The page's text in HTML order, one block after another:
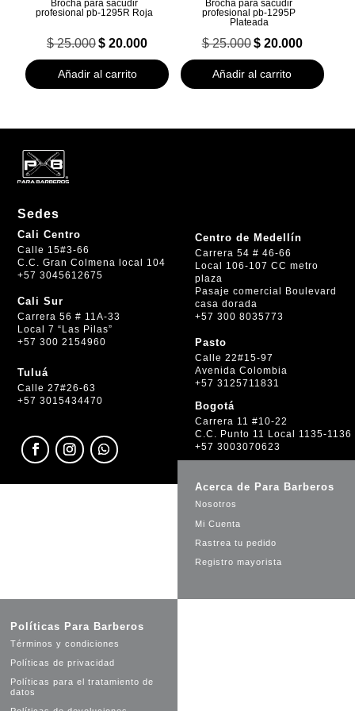
Brocha para sacudir
profesional pb-1295R Roja
$25.000 El
precio
original
era:
$ 20.000
actual
$ 20.000.
Añadir al carrito
Brocha para sacudir
profesional pb-1295P
Plateada
$25.000 El
precio
original
era:
$20.000El
actual
$ 20.000.
Añadir al carrito
Sedes
Cali Centro
Calle 15#3-66
C.C. Gran Colmena local 104
+57 3045612675
Cali Sur
Carrera 56 # 11A-33
Local 7 “Las Pilas”
+57 300 2154960
Tuluá
Calle 27#26-63
+57 3015434470
Centro de Medellín
Carrera 54 # 46-66
Local 106-107 CC metro
plaza
Pasaje comercial Boulevard
casa dorada
+57 300 8035773
Pasto
Calle 22#15-97
Avenida Colombia
+57 3125711831
Bogotá
Carrera 11 #10-22
C.C. Punto 11 Local 1135-1136
+57 3003070623
Acerca de Para Barberos
Nosotros
Mi Cuenta
Rastrea tu pedido
Registro mayorista
Políticas Para Barberos
Términos y condiciones
Políticas de privacidad
Políticas para el tratamiento de
datos